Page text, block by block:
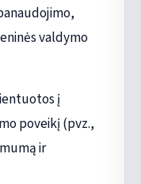
valdymo
į
poveikį (pvz.,
ir